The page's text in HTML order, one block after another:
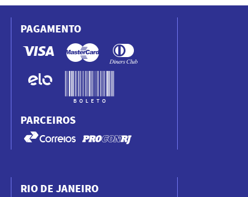
PAGAMENTO
PARCEIROS
RIO DE JANEIRO